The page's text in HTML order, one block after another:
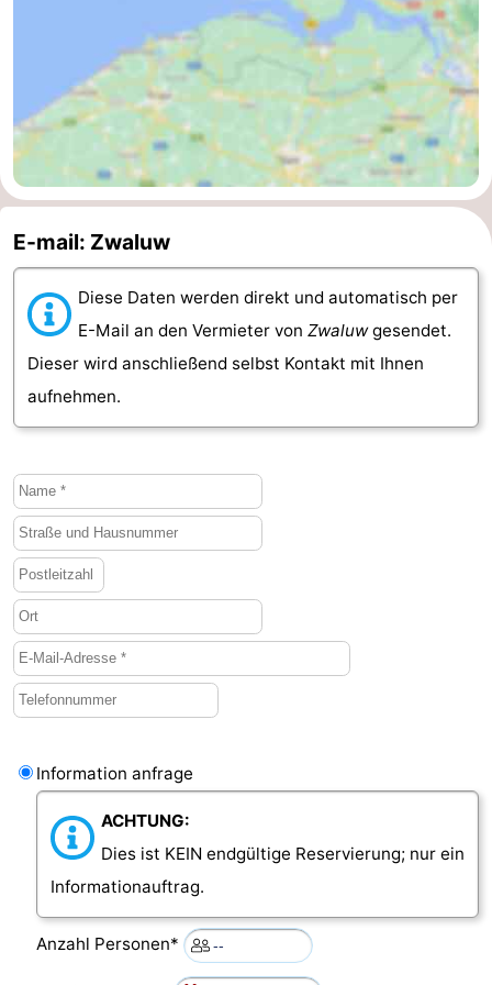
Hollands
Duin
Noordwijk
-
Katwijk
-
Scheveningen
-
Den
Haag
Rotterdam
Rockanje
Zeeland
Schouwen-
Duiveland
-
Brouwershaven
-
Bruinisse
-
Zierikzee
-
Natur
-
Haamstede
Natur
Walcheren
Veere
Oranjezon
Oostkapelle
E-mail: Zwaluw
Diese Daten werden direkt und automatisch per
E-Mail an den Vermieter von Zwaluwgesendet.
Dieser wird anschließend selbst Kontakt mit Ihnen
aufnehmen.
Information anfrage
ACHTUNG:
Dies ist KEIN endgültige Reservierung; nur ein
Informationauftrag.
Anzahl Personen*